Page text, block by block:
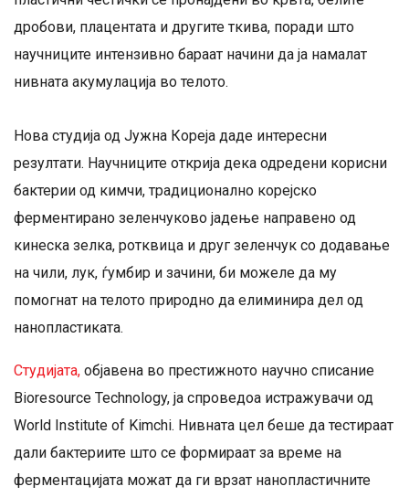
дробови, плацентата и другите ткива, поради што
научниците интензивно бараат начини да ја намалат
нивната акумулација во телото.
Нова студија од Јужна Кореја даде интересни
резултати. Научниците открија дека одредени корисни
бактерии од кимчи, традиционално корејско
ферментирано зеленчуково јадење направено од
кинеска зелка, ротквица и друг зеленчук со додавање
на чили, лук, ѓумбир и зачини, би можеле да му
помогнат на телото природно да елиминира дел од
нанопластиката.
Студијата, објавена во престижното научно списание
Bioresource Technology, ја спроведоа истражувачи од
World Institute of Kimchi. Нивната цел беше да тестираат
дали бактериите што се формираат за време на
ферментацијата можат да ги врзат нанопластичните